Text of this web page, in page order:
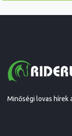
Minőségi lovas hírek